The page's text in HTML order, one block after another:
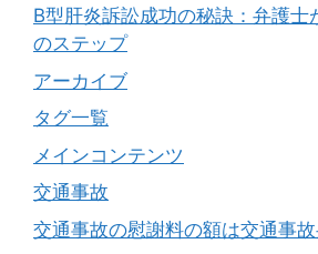
B型肝炎訴訟成功の秘訣：弁護士
のステップ
アーカイブ
タグ一覧
メインコンテンツ
交通事故
交通事故の慰謝料の額は交通事